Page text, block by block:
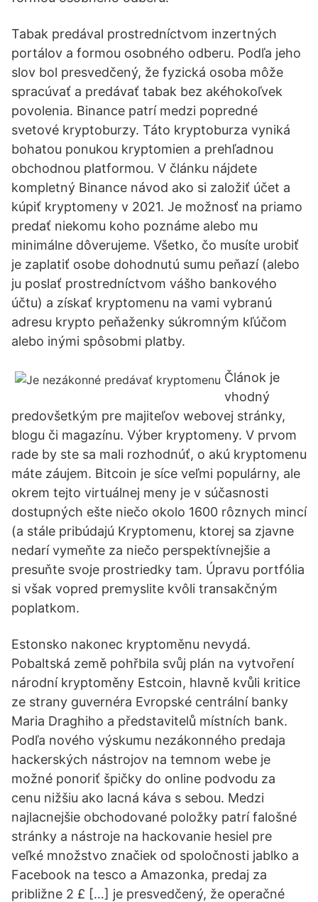
Tabak predával prostredníctvom inzertných
portálov a formou osobného odberu. Podľa jeho
slov bol presvedčený, že fyzická osoba môže
spracúvať a predávať tabak bez akéhokoľvek
povolenia. Binance patrí medzi popredné
svetové kryptoburzy. Táto kryptoburza vyniká
bohatou ponukou kryptomien a prehľadnou
obchodnou platformou. V článku nájdete
kompletný Binance návod ako si založiť účet a
kúpiť kryptomeny v 2021. Je možnosť na priamo
predať niekomu koho poznáme alebo mu
minimálne dôverujeme. Všetko, čo musíte urobiť
je zaplatiť osobe dohodnutú sumu peňazí (alebo
ju poslať prostredníctvom vášho bankového
účtu) a získať kryptomenu na vami vybranú
adresu krypto peňaženky súkromným kľúčom
alebo inými spôsobmi platby.
Článok je
vhodný
predovšetkým pre majiteľov webovej stránky,
blogu či magazínu. Výber kryptomeny. V prvom
rade by ste sa mali rozhodnúť, o akú kryptomenu
máte záujem. Bitcoin je síce veľmi populárny, ale
okrem tejto virtuálnej meny je v súčasnosti
dostupných ešte niečo okolo 1600 rôznych mincí
(a stále pribúdajú Kryptomenu, ktorej sa zjavne
nedarí vymeňte za niečo perspektívnejšie a
presuňte svoje prostriedky tam. Úpravu portfólia
si však vopred premyslite kvôli transakčným
poplatkom.
Estonsko nakonec kryptoměnu nevydá.
Pobaltská země pohřbila svůj plán na vytvoření
národní kryptoměny Estcoin, hlavně kvůli kritice
ze strany guvernéra Evropské centrální banky
Maria Draghiho a představitelů místních bank.
Podľa nového výskumu nezákonného predaja
hackerských nástrojov na temnom webe je
možné ponoriť špičky do online podvodu za
cenu nižšiu ako lacná káva s sebou. Medzi
najlacnejšie obchodované položky patrí falošné
stránky a nástroje na hackovanie hesiel pre
veľké množstvo značiek od spoločnosti jablko a
Facebook na tesco a Amazonka, predaj za
približne 2 £ […] je presvedčený, že operačné